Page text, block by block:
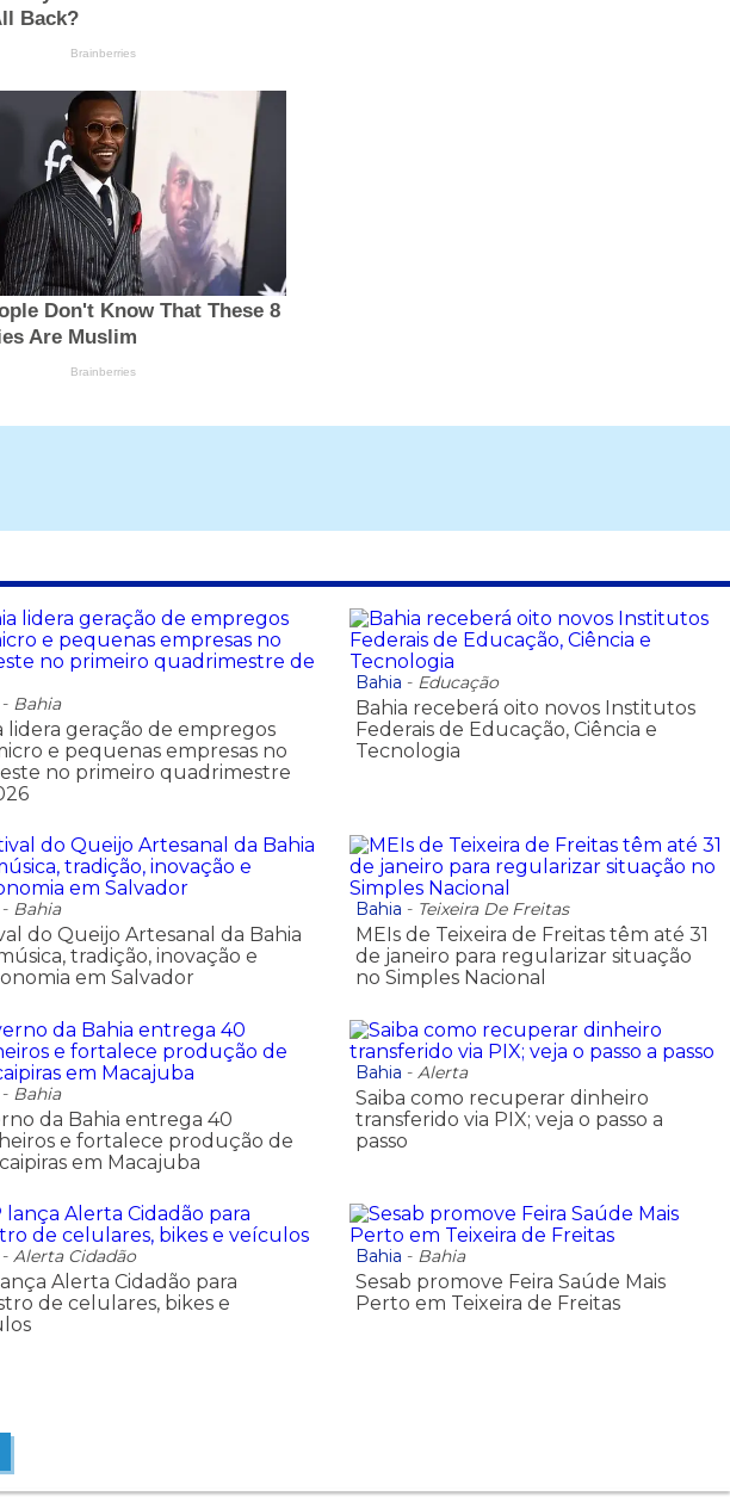
- Bahia
lidera geração de empregos
e pequenas empresas no
no primeiro quadrimestre
Bahia - Educação
Bahia receberá oito novos Institutos
Federais de Educação, Ciência e
Tecnologia
- Bahia
do Queijo Artesanal da Bahia
tradição, inovação e
em Salvador
Bahia - Teixeira De Freitas
MEIs de Teixeira de Freitas têm até 31
de janeiro para regularizar situação
no Simples Nacional
- Bahia
da Bahia entrega 40
e fortalece produção de
em Macajuba
Bahia - Alerta
Saiba como recuperar dinheiro
transferido via PIX; veja o passo a
passo
- Alerta Cidadão
Alerta Cidadão para
de celulares, bikes e
Bahia - Bahia
Sesab promove Feira Saúde Mais
Perto em Teixeira de Freitas